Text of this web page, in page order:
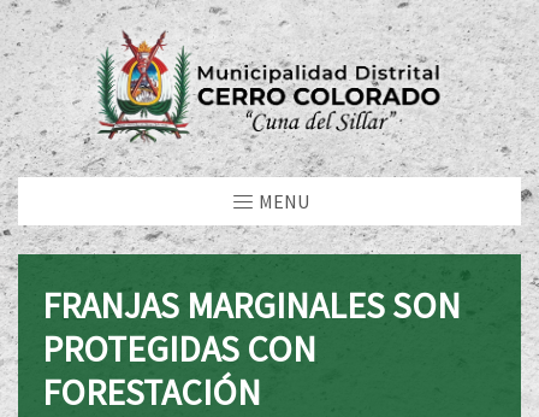
MENU
FRANJAS MARGINALES SON
PROTEGIDAS CON
FORESTACIÓN